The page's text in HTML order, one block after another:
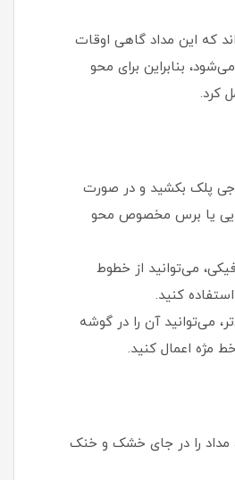
که این مداد گاهی اوقات
بنابراین برای محو
کرد.
پلک بکشید و در صورت
یا برس مخصوص محو
می‌توانید از خطوط
کنید.
می‌توانید آن را در گوشه
مژه اعمال کنید.
مداد را در جای خشک و خنک